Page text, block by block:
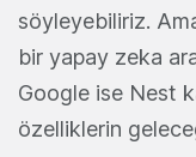
söyleyebiliriz.
bir yapay zeka
Google ise Nest
özelliklerin